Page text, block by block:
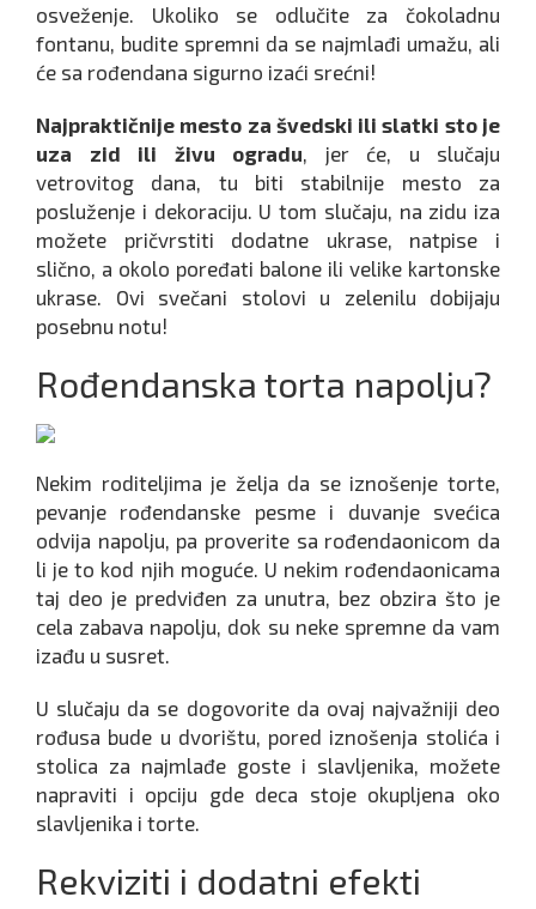
osveženje. Ukoliko se odlučite za čokoladnu
fontanu, budite spremni da se najmlađi umažu, ali
će sa rođendana sigurno izaći srećni!
Najpraktičnije mesto za švedski ili slatki sto je
uza zid ili živu ogradu , jer će, u slučaju
vetrovitog dana, tu biti stabilnije mesto za
posluženje i dekoraciju. U tom slučaju, na zidu iza
možete pričvrstiti dodatne ukrase, natpise i
slično, a okolo poređati balone ili velike kartonske
ukrase. Ovi svečani stolovi u zelenilu dobijaju
posebnu notu!
Rođendanska torta napolju?
Nekim roditeljima je želja da se iznošenje torte,
pevanje rođendanske pesme i duvanje svećica
odvija napolju, pa proverite sa rođendaonicom da
li je to kod njih moguće. U nekim rođendaonicama
taj deo je predviđen za unutra, bez obzira što je
cela zabava napolju, dok su neke spremne da vam
izađu u susret.
U slučaju da se dogovorite da ovaj najvažniji deo
rođusa bude u dvorištu, pored iznošenja stolića i
stolica za najmlađe goste i slavljenika, možete
napraviti i opciju gde deca stoje okupljena oko
slavljenika i torte.
Rekviziti i dodatni efekti